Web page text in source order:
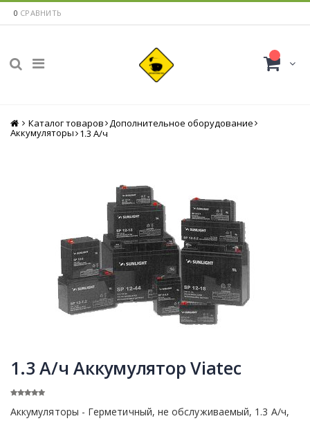
0 СРАВНИТЬ
Главная
Каталог товаров Дополнительное оборудование
Аккумуляторы 1.3 А/ч
1.3 А/ч Аккумулятор Viatec
Аккумуляторы - Герметичный, не обслуживаемый, 1.3 А/ч,